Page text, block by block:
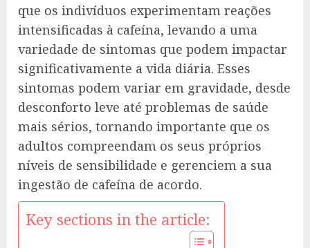
que os indivíduos experimentam reações
intensificadas à cafeína, levando a uma
variedade de sintomas que podem impactar
significativamente a vida diária. Esses
sintomas podem variar em gravidade, desde
desconforto leve até problemas de saúde
mais sérios, tornando importante que os
adultos compreendam os seus próprios
níveis de sensibilidade e gerenciem a sua
ingestão de cafeína de acordo.
Key sections in the article: